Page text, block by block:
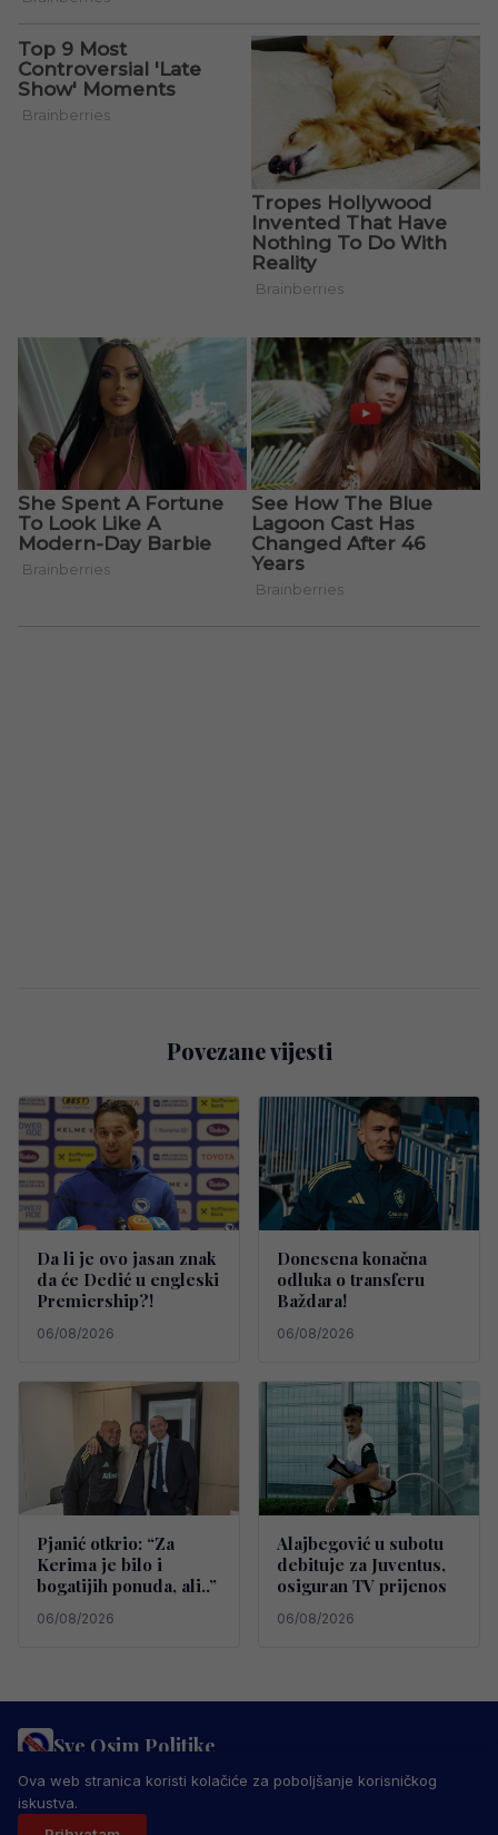
Povezane vijesti
Da li je ovo jasan znak
da će Dedić u engleski
Premiership?!
06/08/2026
Donesena konačna
odluka o transferu
Baždara!
06/08/2026
Pjanić otkrio: “Za
Kerima je bilo i
bogatijih ponuda, ali..”
06/08/2026
Alajbegović u subotu
debituje za Juventus,
osiguran TV prijenos
06/08/2026
Sve Osim Politike
PRAVILA PRIVATNOSTIMARKETING USLOVI KORIŠTENJA
IMPRESSUM
© 2026 Sve Osim Politike. Sva prava zadržana.
Ova web stranica koristi kolačiće za poboljšanje korisničkog
iskustva.